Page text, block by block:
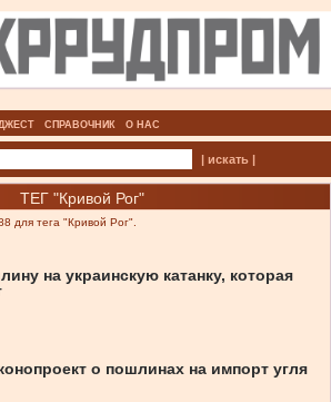
СПРАВОЧНИК О НАС
| искать |
ТЕГ "Кривой Рог"
для тега "Кривой Рог".
на украинскую катанку, которая
о пошлинах на импорт угля